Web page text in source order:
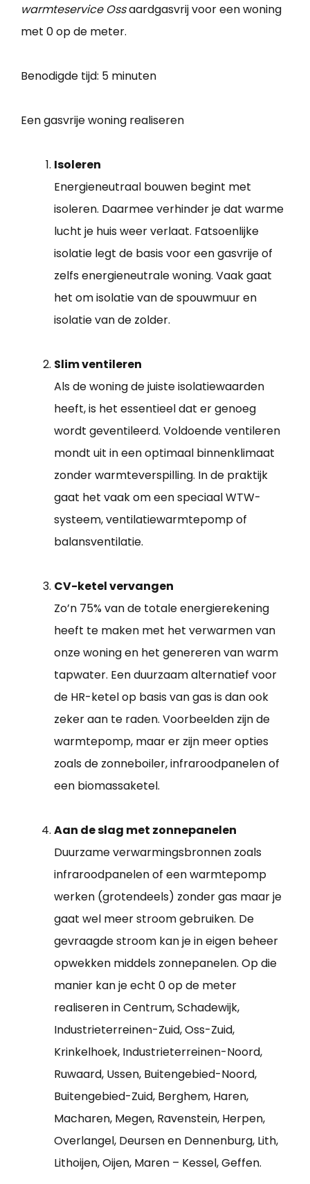
warmteservice Ossaardgasvrij voor een woning
met 0 op de meter.
Benodigde tijd: 5 minuten
Een gasvrije woning realiseren
Isoleren
Energieneutraal bouwen begint met
isoleren. Daarmee verhinder je dat warme
lucht je huis weer verlaat. Fatsoenlijke
isolatie legt de basis voor een gasvrije of
zelfs energieneutrale woning. Vaak gaat
het om isolatie van de spouwmuur en
isolatie van de zolder.
Slim ventileren
Als de woning de juiste isolatiewaarden
heeft, is het essentieel dat er genoeg
wordt geventileerd. Voldoende ventileren
mondt uit in een optimaal binnenklimaat
zonder warmteverspilling. In de praktijk
gaat het vaak om een speciaal WTW-
systeem, ventilatiewarmtepomp of
balansventilatie.
CV-ketel vervangen
Zo’n 75% van de totale energierekening
heeft te maken met het verwarmen van
onze woning en het genereren van warm
tapwater. Een duurzaam alternatief voor
de HR-ketel op basis van gas is dan ook
zeker aan te raden. Voorbeelden zijn de
warmtepomp, maar er zijn meer opties
zoals de zonneboiler, infraroodpanelen of
een biomassaketel.
Aan de slag met zonnepanelen
Duurzame verwarmingsbronnen zoals
infraroodpanelen of een warmtepomp
werken (grotendeels) zonder gas maar je
gaat wel meer stroom gebruiken. De
gevraagde stroom kan je in eigen beheer
opwekken middels zonnepanelen. Op die
manier kan je echt 0 op de meter
realiseren in Centrum, Schadewijk,
Industrieterreinen-Zuid, Oss-Zuid,
Krinkelhoek, Industrieterreinen-Noord,
Ruwaard, Ussen, Buitengebied-Noord,
Buitengebied-Zuid, Berghem, Haren,
Macharen, Megen, Ravenstein, Herpen,
Overlangel, Deursen en Dennenburg, Lith,
Lithoijen, Oijen, Maren – Kessel, Geffen.